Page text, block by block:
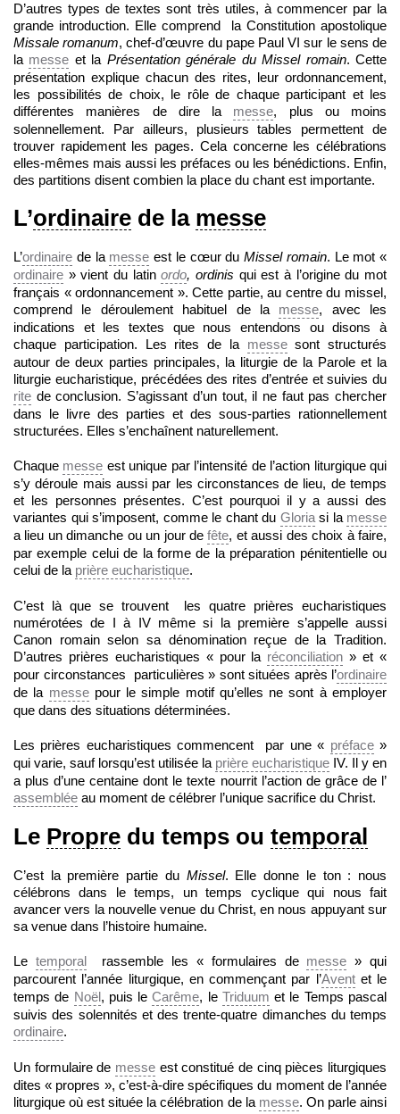
D’autres types de textes sont très utiles, à commencer par la
grande introduction. Elle comprend la Constitution apostolique
Missale romanum, chef-d’œuvre du pape Paul VI sur le sens de
la messe et la Présentation générale du Missel romain. Cette
présentation explique chacun des rites, leur ordonnancement,
les possibilités de choix, le rôle de chaque participant et les
différentes manières de dire la messe, plus ou moins
solennellement. Par ailleurs, plusieurs tables permettent de
trouver rapidement les pages. Cela concerne les célébrations
elles-mêmes mais aussi les préfaces ou les bénédictions. Enfin,
des partitions disent combien la place du chant est importante.
L’ordinaire de la messe
L’ordinaire de la messe est le cœur du Missel romain. Le mot «
ordinaire » vient du latinordo, ordinis qui est à l’origine du mot
français « ordonnancement ». Cette partie, au centre du missel,
comprend le déroulement habituel de la messe, avec les
indications et les textes que nous entendons ou disons à
chaque participation. Les rites de la messesont structurés
autour de deux parties principales, la liturgie de la Parole et la
liturgie eucharistique, précédées des rites d’entrée et suivies du
rite de conclusion. S’agissant d’un tout, il ne faut pas chercher
dans le livre des parties et des sous-parties rationnellement
structurées. Elles s’enchaînent naturellement.
Chaque messe est unique par l’intensité de l’action liturgique qui
s’y déroule mais aussi par les circonstances de lieu, de temps
et les personnes présentes. C’est pourquoi il y a aussi des
variantes qui s’imposent, comme le chant du Gloriasi la messe
a lieu un dimanche ou un jour defête, et aussi des choix à faire,
par exemple celui de la forme de la préparation pénitentielle ou
celui de la prière eucharistique.
C’est là que se trouvent les quatre prières eucharistiques
numérotées de I à IV même si la première s’appelle aussi
Canon romain selon sa dénomination reçue de la Tradition.
D’autres prières eucharistiques « pour la réconciliation » et «
pour circonstances particulières » sont situées après l’ordinaire
de la messepour le simple motif qu’elles ne sont à employer
que dans des situations déterminées.
Les prières eucharistiques commencent par une « préface»
qui varie, sauf lorsqu’est utilisée la prière eucharistique IV. Il y en
a plus d’une centaine dont le texte nourrit l’action de grâce de l’
assemblée au moment de célébrer l’unique sacrifice du Christ.
Le Propre du temps ou temporal
C’est la première partie du Missel. Elle donne le ton : nous
célébrons dans le temps, un temps cyclique qui nous fait
avancer vers la nouvelle venue du Christ, en nous appuyant sur
sa venue dans l’histoire humaine.
Le temporalrassemble les « formulaires de messe » qui
parcourent l’année liturgique, en commençant par l’Aventet le
temps de Noël, puis leCarême, le Triduum et le Temps pascal
suivis des solennités et des trente-quatre dimanches du temps
ordinaire.
Un formulaire de messe est constitué de cinq pièces liturgiques
dites « propres », c’est-à-dire spécifiques du moment de l’année
liturgique où est située la célébration de la messe. On parle ainsi